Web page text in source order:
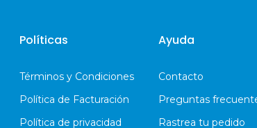
Políticas
Términos y Condiciones
Política de Facturación
Política de privacidad
Ayuda
Contacto
Preguntas
Rastrea tu pedido